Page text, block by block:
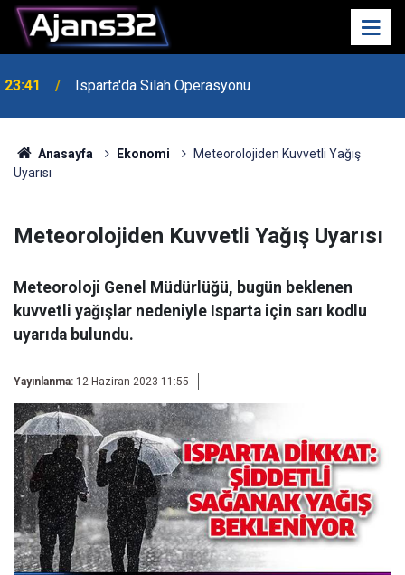
23:21
6 Mart Spor Salonu Yeniden Yükseliyor
Anasayfa Ekonomi
Meteorolojiden Kuvvetli Yağış
Uyarısı
Meteorolojiden Kuvvetli Yağış Uyarısı
Meteoroloji Genel Müdürlüğü, bugün beklenen
kuvvetli yağışlar nedeniyle Isparta için sarı kodlu
uyarıda bulundu.
Yayınlanma: 12 Haziran 2023 11:55